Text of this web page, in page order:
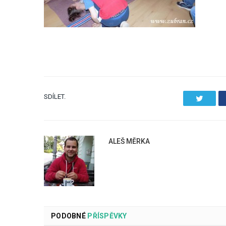
SDÍLET.
ALEŠ MĚRKA
PODOBNÉPŘÍSPĚVKY